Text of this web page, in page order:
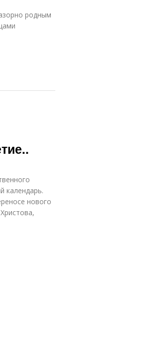
родным
календарь.
нового